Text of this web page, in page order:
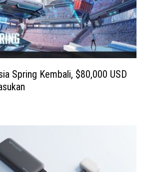
Spring Kembali, $80,000 USD